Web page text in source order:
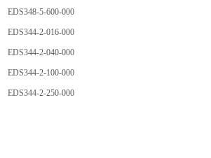
EDS348-5-600-000
EDS344-2-016-000
EDS344-2-040-000
EDS344-2-100-000
EDS344-2-250-000